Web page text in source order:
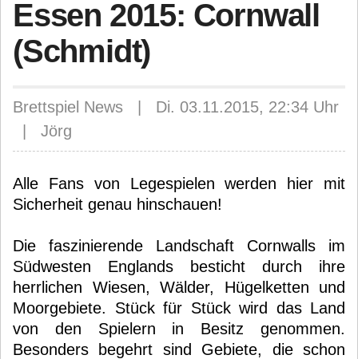
Essen 2015: Cornwall
(Schmidt)
Brettspiel News | Di. 03.11.2015, 22:34 Uhr
| Jörg
Alle Fans von Legespielen werden hier mit
Sicherheit genau hinschauen!
Die faszinierende Landschaft Cornwalls im
Südwesten Englands besticht durch ihre
herrlichen Wiesen, Wälder, Hügelketten und
Moorgebiete. Stück für Stück wird das Land
von den Spielern in Besitz genommen.
Besonders begehrt sind Gebiete, die schon